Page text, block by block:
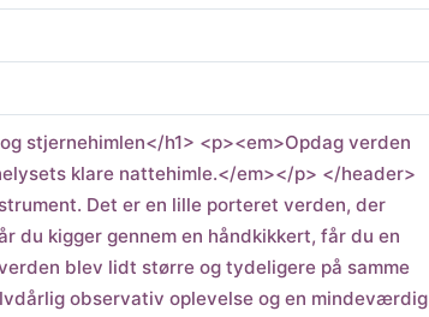
stjernehimlen</h1> <p><em>Opdag verden
klare nattehimle.</em></p> </header>
Det er en lille porteret verden, der
du kigger gennem en håndkikkert, får du en
blev lidt større og tydeligere på samme
observativ oplevelse og en mindeværdig